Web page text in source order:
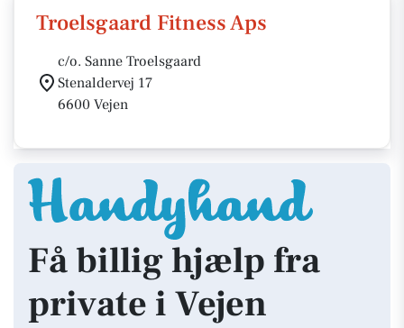
Troelsgaard Fitness Aps
c/o. Sanne Troelsgaard
Stenaldervej 17
6600 Vejen
Få billig hjælp fra
private i Vejen